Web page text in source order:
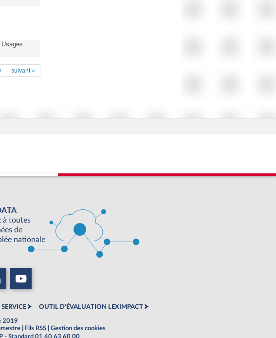
suivant »
à toutes
de
nationale
OUTIL D'ÉVALUATION LEXIMPACT
2019
Fils RSS
Gestion des cookies
- Standard 01 40 63 60 00